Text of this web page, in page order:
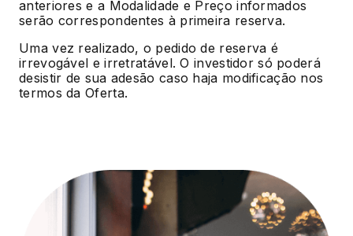
anteriores e a Modalidade e Preço informados
serão correspondentes à primeira reserva.
Uma vez realizado, o pedido de reserva é
irrevogável e irretratável. O investidor só poderá
desistir de sua adesão caso haja modificação nos
termos da Oferta.